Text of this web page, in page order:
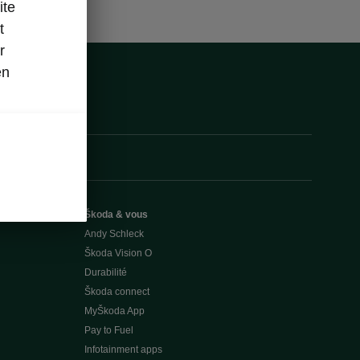
Škoda & vous
Andy Schleck
Škoda Vision O
Durabilité
Škoda connect
MyŠkoda App
Pay to Fuel
Infotainment apps